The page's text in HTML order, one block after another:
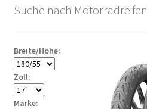
Suche nach Motorradreifen
Breite/Höhe:
Zoll:
Marke: